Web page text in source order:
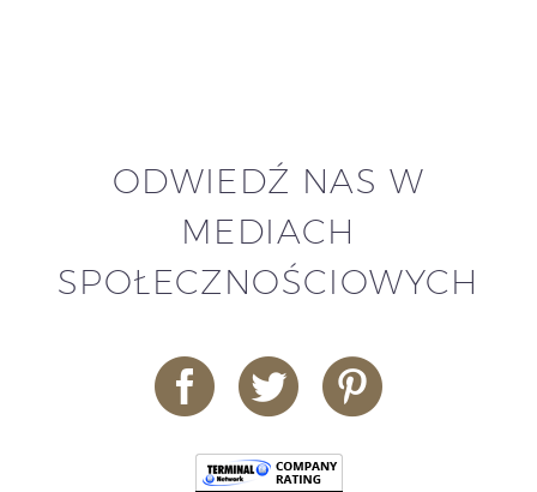
ODWIEDŹ NAS W
MEDIACH
SPOŁECZNOŚCIOWYCH